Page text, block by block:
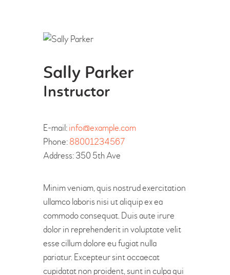
Sally Parker
Instructor
E-mail:info@example.com
Phone:88001234567
Address:350 5th Ave
Minim veniam, quis nostrud exercitation
ullamco laboris nisi ut aliquip ex ea
commodo consequat. Duis aute irure
dolor in reprehenderit in voluptate velit
esse cillum dolore eu fugiat nulla
pariatur. Excepteur sint occaecat
cupidatat non proident, sunt in culpa qui